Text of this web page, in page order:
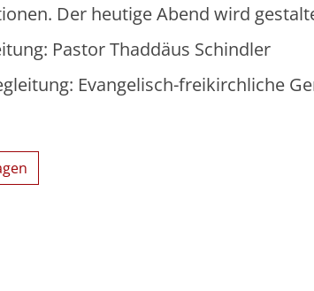
Der heutige Abend wird
Pastor Thaddäus Schindler
Evangelisch-freikirchliche